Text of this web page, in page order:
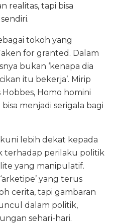
realitas, tapi bisa
tokoh yang
for granted. Dalam
bukan ‘kenapa dia
itu bekerja’. Mirip
Homo homini
menjadi serigala bagi
lebih dekat kepada
terhadap perilaku politik
yang manipulatif.
yang terus
cerita, tapi gambaran
dalam politik,
sehari-hari.